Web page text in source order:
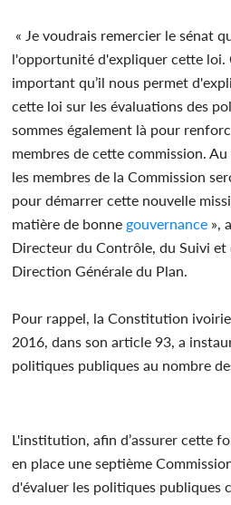
« Je voudrais remercier le sénat
l'opportunité d'expliquer cette
important qu’il nous permet
cette loi sur les évaluations des
sommes également là pour
membres de cette commission.
les membres de la Commission
pour démarrer cette nouvelle
matière de bonne gouvernance »,
Directeur du Contrôle, du Suivi et
Direction Générale du Plan.
Pour rappel, la Constitution
2016, dans son article 93, a
politiques publiques au nombre
L'institution, afin d’assurer cette
en place une septième
d'évaluer les politiques publiques